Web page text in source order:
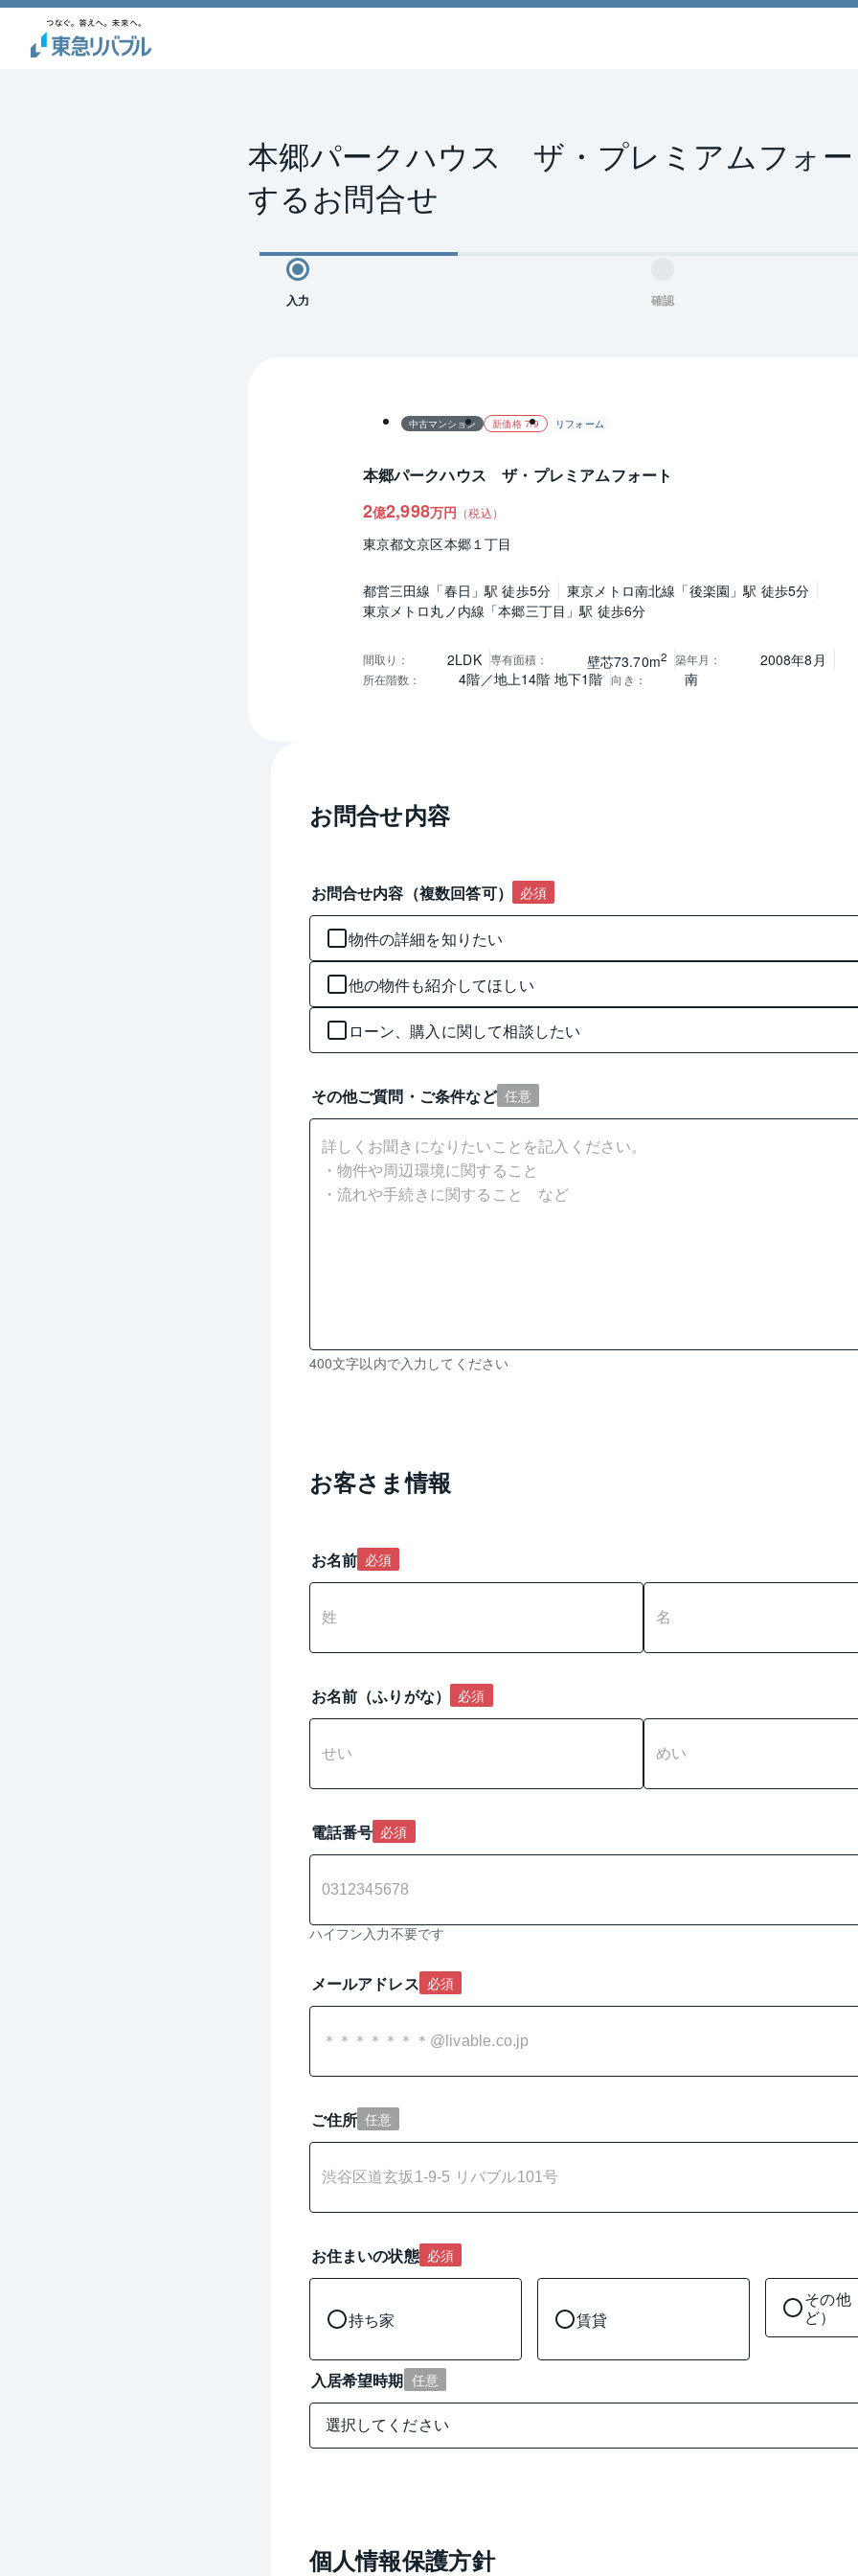
本郷パークハウス　ザ・プレミアムフォ
するお問合せ
入力 確認
中古マンション 新価格 7/9 リフォーム
本郷パークハウス ザ・プレミアムフォート
2億2,998万円 （税込）
東京都文京区本郷１丁目
都営三田線「春日」駅 徒歩5分
東京メトロ南北線「後楽園」駅 徒歩5分
東京メトロ丸ノ内線「本郷三丁目」駅 徒歩6分
間取り ： 2LDK 専有面積 ： 壁芯73.70m2 築年月 ： 2008年8月
所在階数 ： 4階／地上14階 地下1階 向き ： 南
お問合せ内容
お問合せ内容（複数回答可） 必須
物件の詳細を知りたい
他の物件も紹介してほしい
ローン、購入に関して相談したい
その他ご質問・ご条件など 任意
残
入
力
400文字以内で入力してください
お客さま情報
お名前 必須
お名前（ふりがな） 必須
電話番号 必須
ハイフン入力不要です
メールアドレス 必須
ご住所 任意
お住まいの状態 必須
持ち家 賃貸
その他
ど）
入居希望時期 任意
個人情報保護方針